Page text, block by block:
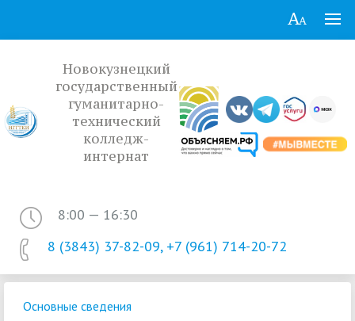
Новокузнецкий
государственный
гуманитарно-
технический
колледж-
интернат
8:00 — 16:30
8 (3843) 37-82-09, +7 (961) 714-20-72
Основные сведения